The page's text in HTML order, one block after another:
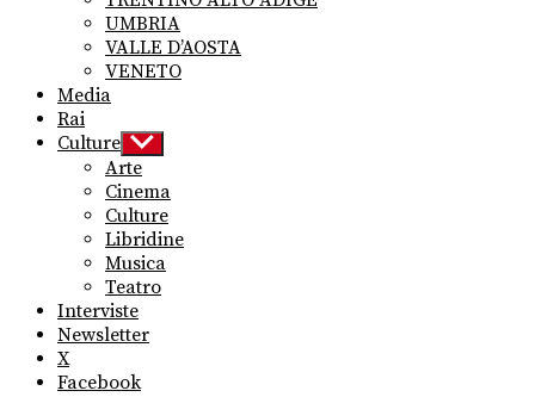
UMBRIA
VALLE D’AOSTA
VENETO
Media
Rai
Culture Show
sub
menu
Arte
Cinema
Culture
Libridine
Musica
Teatro
Interviste
Newsletter
X
Facebook